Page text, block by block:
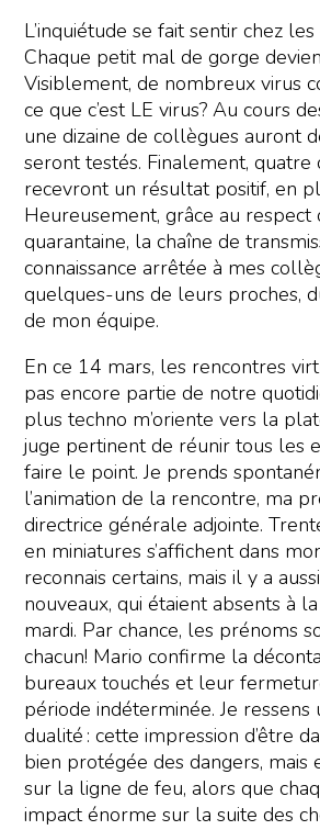
L’inquiétude se fait sentir chez
Chaque petit mal de gorge
Visiblement, de nombreux virus
ce que c’est LE virus? Au cours
une dizaine de collègues auront
seront testés. Finalement, quatre
recevront un résultat positif, en
Heureusement, grâce au respect
quarantaine, la chaîne de
connaissance arrêtée à mes
quelques-uns de leurs proches,
de mon équipe.
En ce 14 mars, les rencontres
pas encore partie de notre
plus techno m’oriente vers la
juge pertinent de réunir tous les
faire le point. Je prends
l’animation de la rencontre, ma
directrice générale adjointe.
en miniatures s’affichent dans
reconnais certains, mais il y a
nouveaux, qui étaient absents à
mardi. Par chance, les prénoms
chacun! Mario confirme la
bureaux touchés et leur
période indéterminée. Je ressens
dualité : cette impression d’être
bien protégée des dangers, mais
sur la ligne de feu, alors que
impact énorme sur la suite des